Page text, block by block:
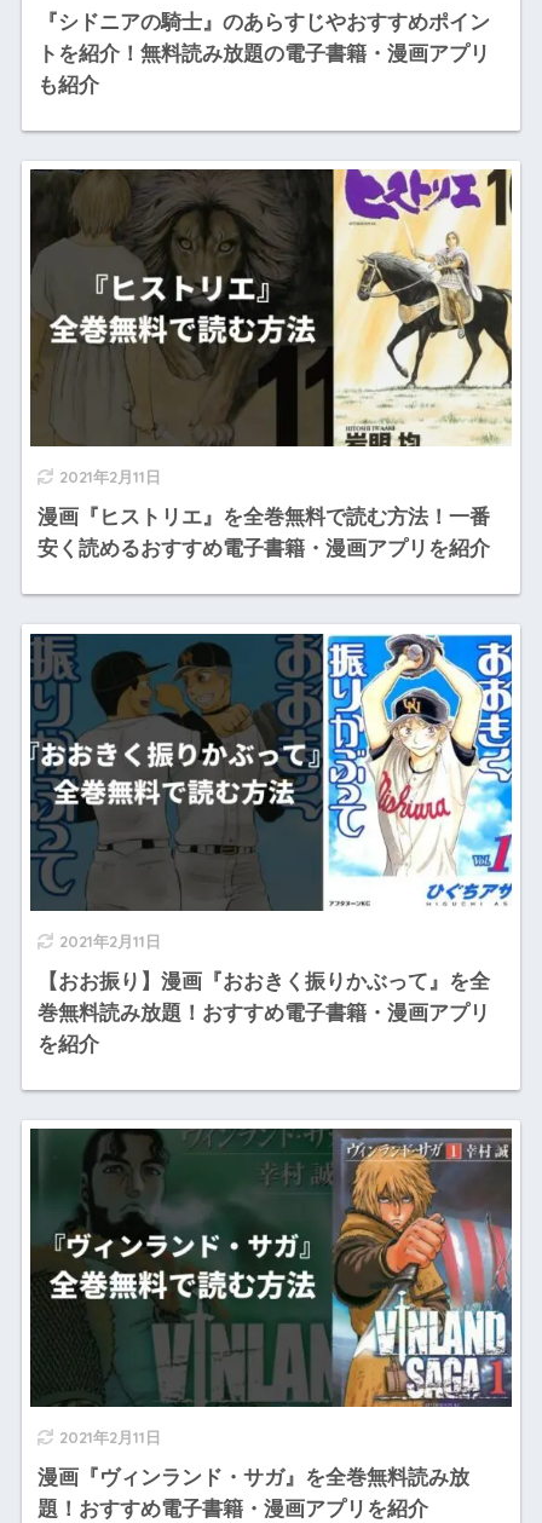
『シドニアの騎士』のあらすじやおすすめポイン
トを紹介！無料読み放題の電子書籍・漫画アプリ
も紹介
2021年2月11日
漫画『ヒストリエ』を全巻無料で読む方法！一番
安く読めるおすすめ電子書籍・漫画アプリを紹介
2021年2月11日
【おお振り】漫画『おおきく振りかぶって』を全
巻無料読み放題！おすすめ電子書籍・漫画アプリ
を紹介
2021年2月11日
漫画『ヴィンランド・サガ』を全巻無料読み放
題！おすすめ電子書籍・漫画アプリを紹介